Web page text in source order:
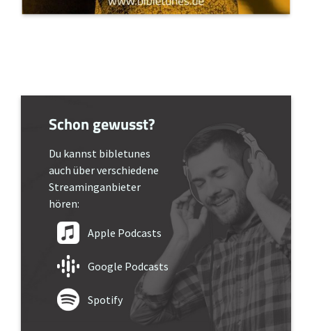
Schon gewusst?
Du kannst bibletunes
auch über verschiedene
Streaminganbieter
hören:
Apple Podcasts
Google Podcasts
Spotify